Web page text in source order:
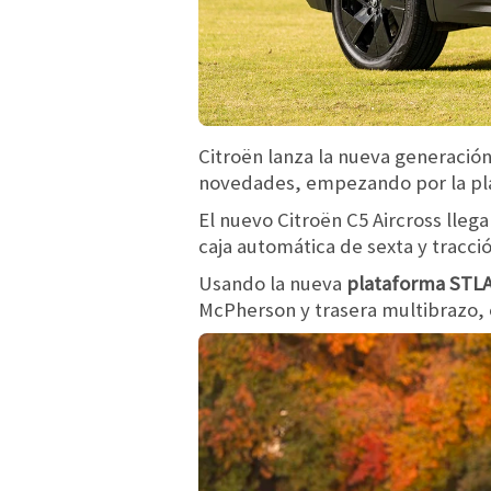
Citroën lanza la nueva
novedades, empezando por la
El nuevo Citroën C5 Aircross
caja automática de sexta y
Usando la nueva plataforma
McPherson y trasera